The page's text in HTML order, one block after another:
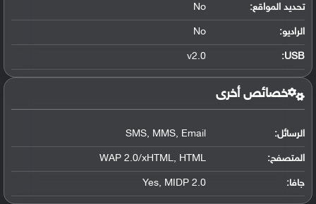
تحديد المواقع:
No
الراديو: No
USB
:
v2.0
خصائص أخرى
الرسائل: SMS, MMS, Email
المتصفح: WAP 2.0/xHTML, HTML
جافا: Yes, MIDP 2.0